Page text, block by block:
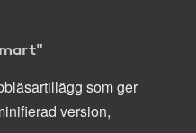
som ger
version,